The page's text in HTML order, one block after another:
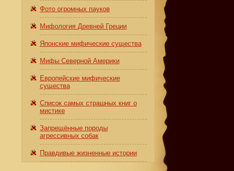
Фото огромных пауков
Мифология Древней Греции
Японские мифические существа
Мифы Северной Америки
Европейские мифические
существа
Список самых страшных книг о
мистике
Запрещённые породы
агрессивных собак
Правдивые жизненные истории